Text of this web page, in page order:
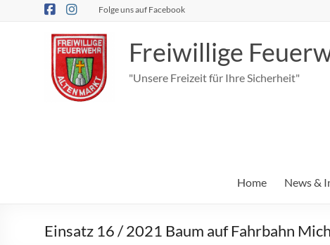
Folge uns auf Facebook
Freiwillige
"Unsere Freizeit für Ihre Sicherheit"
Home News &
Einsatz 16 / 2021 Baum auf Fahrbahn